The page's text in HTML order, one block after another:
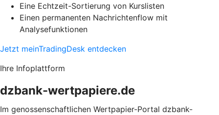
Eine Echtzeit-Sortierung von Kurslisten
Einen permanenten Nachrichtenflow mit
Analysefunktionen
Jetzt meinTradingDesk entdecken
Ihre Infoplattform
dzbank-wertpapiere.de
Im genossenschaftlichen Wertpapier-Portal dzbank-